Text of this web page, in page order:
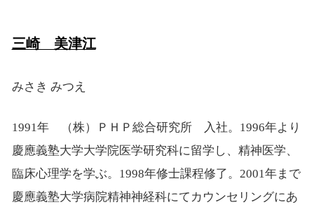
三崎 美津江
みさき みつえ
1991年 （株）ＰＨＰ総合研究所 入社。1996年より
慶應義塾大学大学院医学研究科に留学し、精神医学、
臨床心理学を学ぶ。1998年修士課程修了。2001年まで
慶應義塾大学病院精神神経科にてカウンセリングにあ